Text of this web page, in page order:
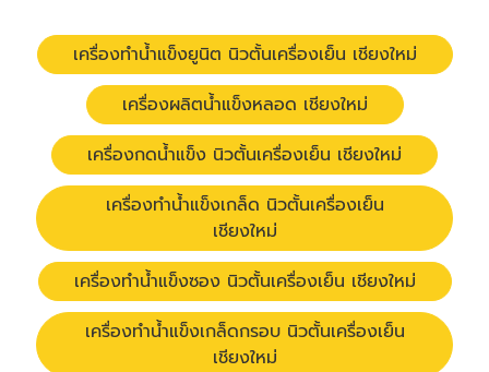
เครื่องทำน้ำแข็งยูนิต นิวตั้นเครื่องเย็น เชียงใหม่
เครื่องผลิตน้ำแข็งหลอด เชียงใหม่
เครื่องกดน้ำแข็ง นิวตั้นเครื่องเย็น เชียงใหม่
เครื่องทำน้ำแข็งเกล็ด นิวตั้นเครื่องเย็น
เชียงใหม่
เครื่องทำน้ำแข็งซอง นิวตั้นเครื่องเย็น เชียงใหม่
เครื่องทำน้ำแข็งเกล็ดกรอบ นิวตั้นเครื่องเย็น
เชียงใหม่